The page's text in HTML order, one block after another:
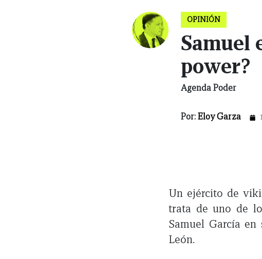
OPINIÓN
Samuel
power?
Agenda Poder
Por:Eloy Garza
Un ejército de
trata de uno de
Samuel García
León.